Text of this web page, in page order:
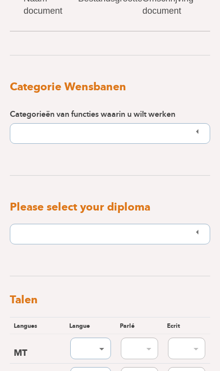
document
document
Categorie Wensbanen
Categorieën van functies waarin u wilt werken
Please select your diploma
Talen
Langues Langue Parlé Ecrit
MT